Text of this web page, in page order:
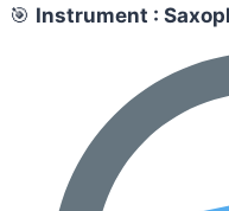
🎯 Instrument :